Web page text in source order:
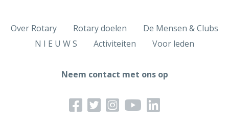
Over Rotary Rotary doelen
De Mensen & Clubs
N I E U W S
Activiteiten Voor leden
Neem contact met ons op